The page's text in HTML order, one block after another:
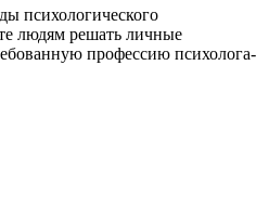
психологического
людям решать личные
профессию психолога-